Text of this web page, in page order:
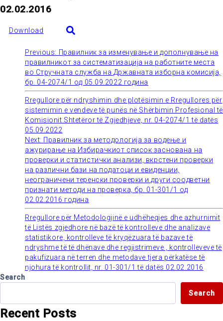
02.02.2016
Download
Post
navigation
Previous: Правилник за изменување и дополнување на
правилникот за систематизација на работните места
во Стручната служба на Државната изборна комисија,
бр. 04-2074/1 од 05.09.2022 година
Rregullore për ndryshimin dhe plotësimin e Rregullores për
sistemimin e vendeve të punës në Shërbimin Profesional të
Komisionit Shtetëror të Zgjedhjeve, nr. 04-2074/1 të datës
05.09.2022
Next: Правилник за методологија за водење и
ажурирање на Избирачкиот список заснована на
проверки и статистички анализи, вкрстени проверки
на различни бази на податоци и евиденции,
неограничени теренски проверки и други соодветни
признати методи на проверка, бр. 01-301/1 од
02.02.2016 година
Rregullore për Metodologjinë e udhëheqjes dhe azhurnimit
të Listës zgjedhore në bazë të kontrolleve dhe analizave
statistikore, kontrolleve të kryqëzuara të bazave të
ndryshme të të dhënave dhe regjistrimeve , kontrolleveve të
pakufizuara në terren dhe metodave tjera përkatëse të
njohura të kontrollit, nr. 01-301/1 të datës 02.02.2016
Search
Search
Recent Posts